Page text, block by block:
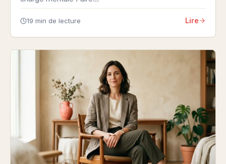
19 min de lecture Lire